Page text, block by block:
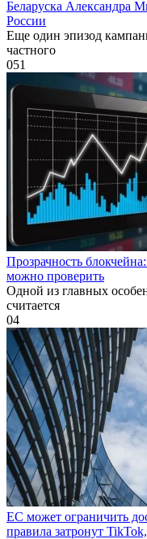
Беларуска Александра
России
Еще один эпизод
частного
051
Прозрачность
можно проверить
Одной из главных
считается
04
ЕС может ограничить
правила затронут